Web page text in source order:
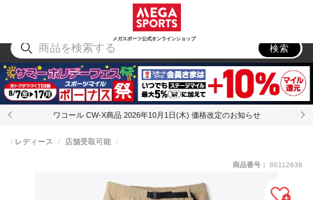
メガスポーツ公式オンラインショップ
アウトドア
検索
ワコール CW-X商品 2026年10月1日(木) 価格改定のお知らせ
レディース 店舗受取可能
商品番号： 86112638